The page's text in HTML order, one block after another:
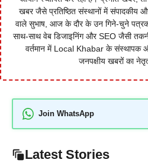
खबर जैसे प्रतिष्ठित संस्थानों में संपादकीय
वाले सुभाष, आज के दौर के उन गिने-चुने
साथ-साथ वेब डिजाइनिंग और SEO जैसी
वर्तमान में Local Khabar के संस्थापक
जनपक्षीय खबरों का
Join WhatsApp
Latest Stories